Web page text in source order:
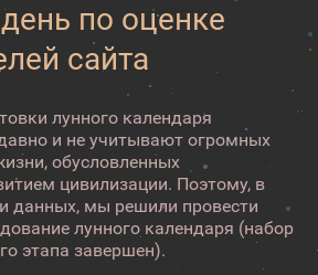
по оценке
сайта
лунного календаря
и не учитывают огромных
обусловленных
цивилизации. Поэтому, в
данных, мы решили провести
лунного календаря (набор
этапа завершен).